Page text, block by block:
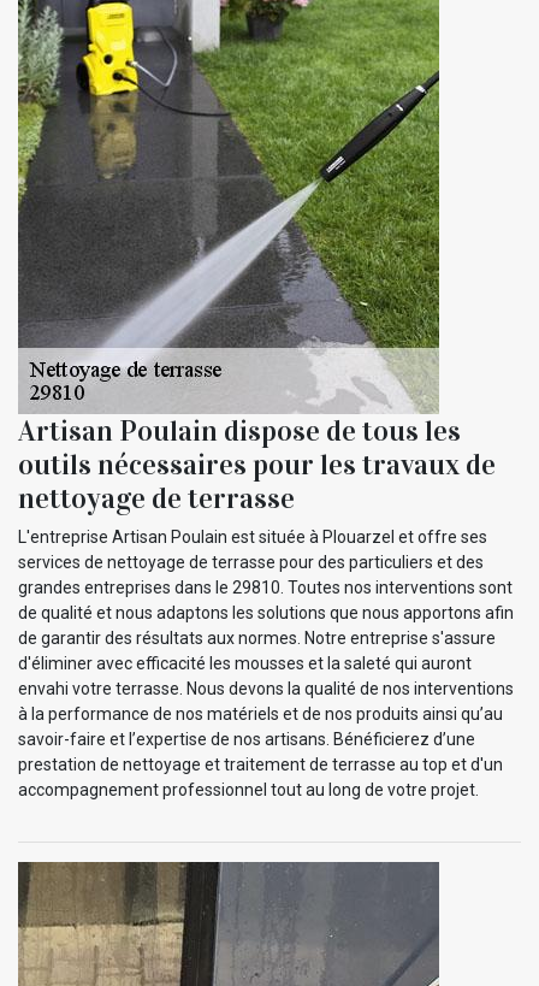
Artisan Poulain dispose de tous les
outils nécessaires pour les travaux de
nettoyage de terrasse
L'entreprise Artisan Poulain est située à Plouarzel et offre ses
services de nettoyage de terrasse pour des particuliers et des
grandes entreprises dans le 29810. Toutes nos interventions sont
de qualité et nous adaptons les solutions que nous apportons afin
de garantir des résultats aux normes. Notre entreprise s'assure
d'éliminer avec efficacité les mousses et la saleté qui auront
envahi votre terrasse. Nous devons la qualité de nos interventions
à la performance de nos matériels et de nos produits ainsi qu’au
savoir-faire et l’expertise de nos artisans. Bénéficierez d’une
prestation de nettoyage et traitement de terrasse au top et d'un
accompagnement professionnel tout au long de votre projet.